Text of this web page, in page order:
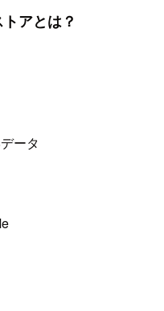
アとは？
ータ